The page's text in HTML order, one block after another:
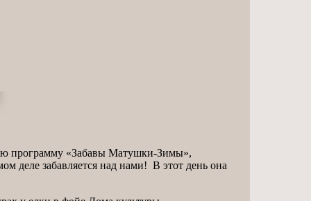
программу «Забавы Матушки-Зимы»,
деле забавляется над нами! В этот день она